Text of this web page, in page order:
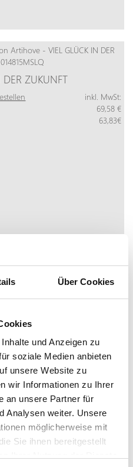
Über Cookies
und Anzeigen zu
soziale Medien anbieten
unsere Website zu
wir Informationen zu Ihrer
an unsere Partner für
Analysen weiter. Unsere
möglicherweise mit
Sie ihnen bereitgestellt
ZUKUNFT
inkl. MwSt:
69,58 €
63,83€
586,85 €